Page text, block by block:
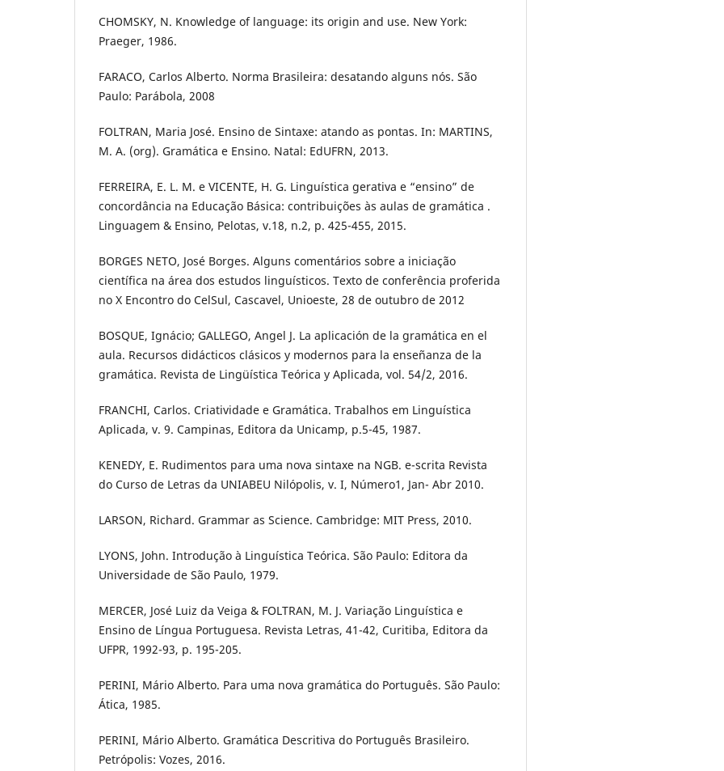
CHOMSKY, N. Knowledge of language: its origin and use. New York:
Praeger, 1986.
FARACO, Carlos Alberto. Norma Brasileira: desatando alguns nós. São
Paulo: Parábola, 2008
FOLTRAN, Maria José. Ensino de Sintaxe: atando as pontas. In: MARTINS,
M. A. (org). Gramática e Ensino. Natal: EdUFRN, 2013.
FERREIRA, E. L. M. e VICENTE, H. G. Linguística gerativa e “ensino” de
concordância na Educação Básica: contribuições às aulas de gramática .
Linguagem & Ensino, Pelotas, v.18, n.2, p. 425-455, 2015.
BORGES NETO, José Borges. Alguns comentários sobre a iniciação
científica na área dos estudos linguísticos. Texto de conferência proferida
no X Encontro do CelSul, Cascavel, Unioeste, 28 de outubro de 2012
BOSQUE, Ignácio; GALLEGO, Angel J. La aplicación de la gramática en el
aula. Recursos didácticos clásicos y modernos para la enseñanza de la
gramática. Revista de Lingüística Teórica y Aplicada, vol. 54/2, 2016.
FRANCHI, Carlos. Criatividade e Gramática. Trabalhos em Linguística
Aplicada, v. 9. Campinas, Editora da Unicamp, p.5-45, 1987.
KENEDY, E. Rudimentos para uma nova sintaxe na NGB. e-scrita Revista
do Curso de Letras da UNIABEU Nilópolis, v. I, Número1, Jan- Abr 2010.
LARSON, Richard. Grammar as Science. Cambridge: MIT Press, 2010.
LYONS, John. Introdução à Linguística Teórica. São Paulo: Editora da
Universidade de São Paulo, 1979.
MERCER, José Luiz da Veiga & FOLTRAN, M. J. Variação Linguística e
Ensino de Língua Portuguesa. Revista Letras, 41-42, Curitiba, Editora da
UFPR, 1992-93, p. 195-205.
PERINI, Mário Alberto. Para uma nova gramática do Português. São Paulo:
Ática, 1985.
PERINI, Mário Alberto. Gramática Descritiva do Português Brasileiro.
Petrópolis: Vozes, 2016.